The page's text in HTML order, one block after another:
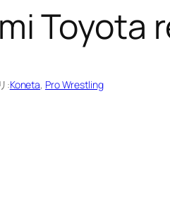
Toyota
:Koneta, Pro Wrestling